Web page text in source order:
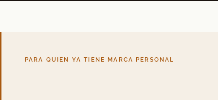
PARA QUIEN YA TIENE MARCA PERSONAL